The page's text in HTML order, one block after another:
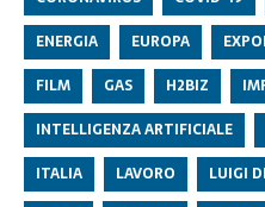
ENERGIA
EUROPA
FILM
GAS H2BIZ
INTELLIGENZA ARTIFICIALE
ITALIA
LAVORO LUIGI